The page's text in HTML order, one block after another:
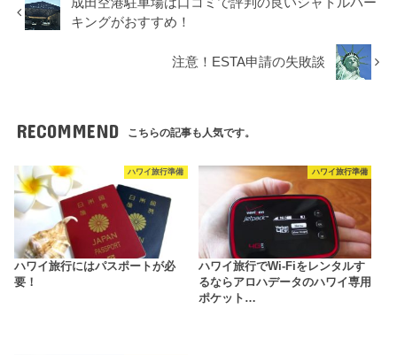
成田空港駐車場は口コミで評判の良いシャトルパー
キングがおすすめ！
注意！ESTA申請の失敗談
RECOMMEND こちらの記事も人気です。
ハワイ旅行準備
ハワイ旅行にはパスポートが必
要！
ハワイ旅行準備
ハワイ旅行でWi-Fiをレンタルす
るならアロハデータのハワイ専用
ポケット…